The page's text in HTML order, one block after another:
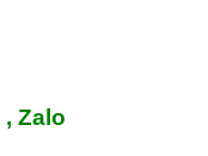
, Zalo